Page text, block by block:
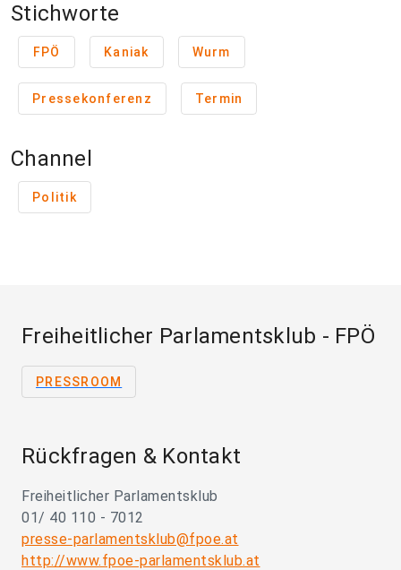
Stichworte
FPÖ Kaniak Wurm
Pressekonferenz Termin
Channel
Politik
Freiheitlicher Parlamentsklub - FPÖ
PRESSROOM
Rückfragen & Kontakt
Freiheitlicher Parlamentsklub
01/ 40 110 - 7012
presse-parlamentsklub@fpoe.at
http://www.fpoe-parlamentsklub.at